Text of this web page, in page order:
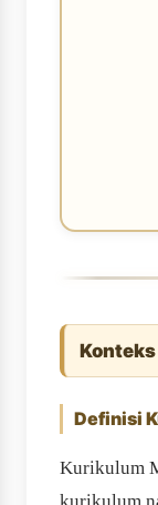
Definisi
Kurikulum